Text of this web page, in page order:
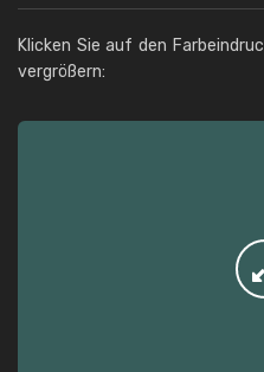
Klicken Sie auf den
vergrößern: